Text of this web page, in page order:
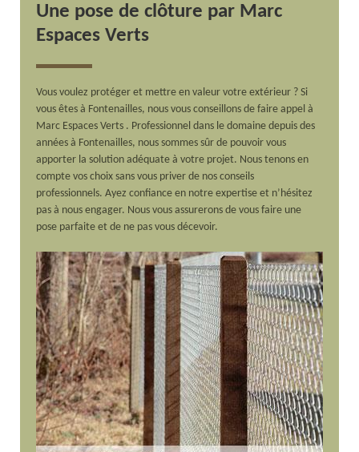
Une pose de clôture par Marc
Espaces Verts
Vous voulez protéger et mettre en valeur votre extérieur ? Si
vous êtes à Fontenailles, nous vous conseillons de faire appel à
Marc Espaces Verts . Professionnel dans le domaine depuis des
années à Fontenailles, nous sommes sûr de pouvoir vous
apporter la solution adéquate à votre projet. Nous tenons en
compte vos choix sans vous priver de nos conseils
professionnels. Ayez confiance en notre expertise et n’hésitez
pas à nous engager. Nous vous assurerons de vous faire une
pose parfaite et de ne pas vous décevoir.